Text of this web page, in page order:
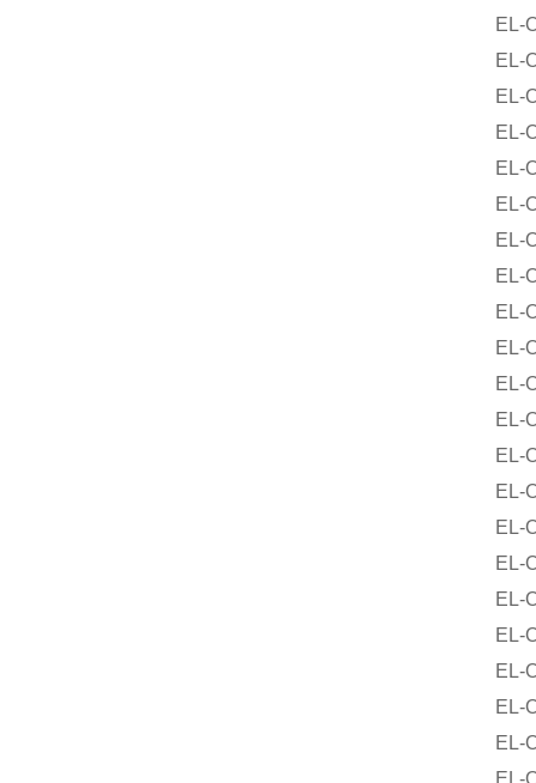
EL-O-
EL-O-
EL-O-
EL-O-
EL-O-
EL-O-
EL-O-
EL-O-
EL-O-
EL-O-
EL-O-
EL-O-
EL-O-
EL-O-
EL-O-
EL-O-
EL-O-
EL-O-
EL-O-
EL-O-
EL-O-
EL-O-